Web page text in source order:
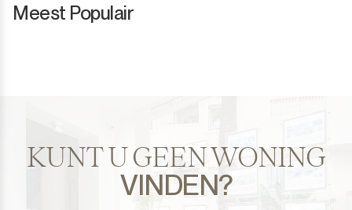
Sotogrande Costa
Valle Romano
Castellar de la Frontera
Meest Populair
KUNT U GEEN WONING
VINDEN?